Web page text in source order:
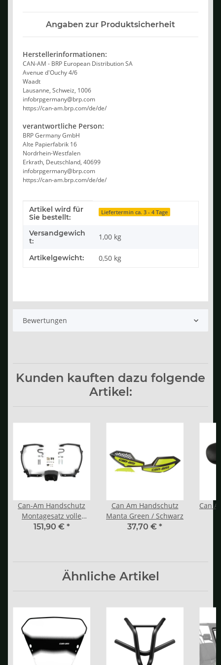
Angaben zur Produktsicherheit
Herstellerinformationen:
CAN-AM - BRP European Distribution SA
Avenue d'Ouchy 4/6
Waadt
Lausanne, Schweiz, 1006
infobrpgermany@brp.com
https://can-am.brp.com/de/de/
verantwortliche Person:
BRP Germany GmbH
Alte Papierfabrik 16
Nordrhein-Westfalen
Erkrath, Deutschland, 40699
infobrpgermany@brp.com
https://can-am.brp.com/de/de/
Produkteigenschaft
Wert
Artikel wird für
Sie bestellt:
Liefertermin ca. 3 - 4 Tage
Versandgewich
t:
1,00 kg
Artikelgewicht: 0,50 kg
Bewertungen
Kunden kauften dazu folgende
Artikel:
Can-Am Handschutz
Montagesatz volle
Umhüllung aus
151,90 € *
Can Am Handschutz
Manta Green / Schwarz
37,70 € *
Can
Ähnliche Artikel